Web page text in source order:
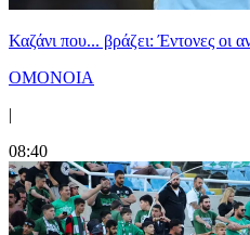
Καζάνι που... βράζει: Έντονες οι
ΟΜΟΝΟΙΑ
|
08:40